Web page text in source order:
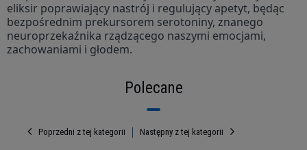
eliksir poprawiający nastrój i regulujący apetyt, będąc
bezpośrednim prekursorem serotoniny, znanego
neuroprzekaźnika rządzącego naszymi emocjami,
zachowaniami i głodem.
Polecane
Poprzedni z tej kategorii Następny z tej kategorii